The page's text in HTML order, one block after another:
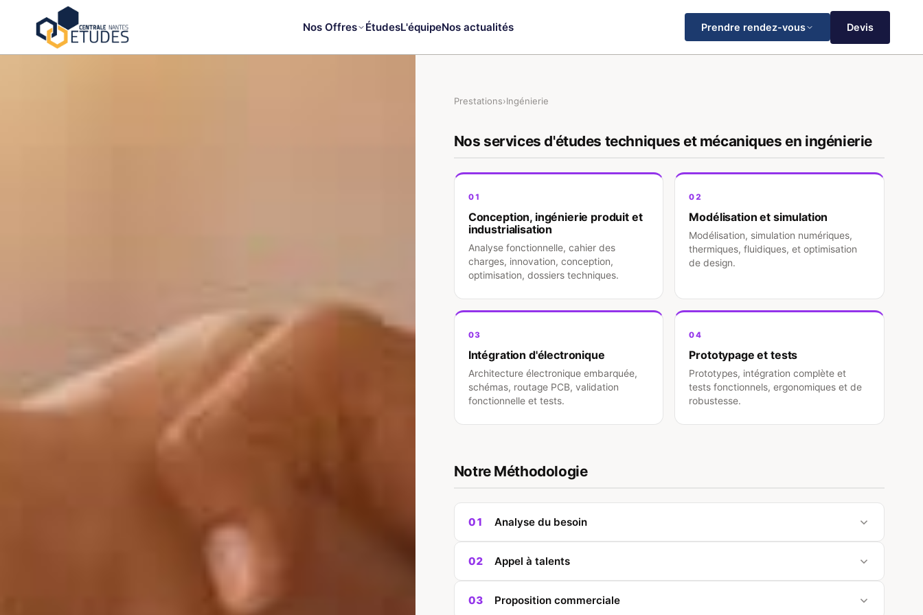
Nos Offres ÉtudesL'équipeNos actualités Prendre rendez-vous Devis
Prestations›Ingénierie
Nos services d'études techniques et mécaniques en ingénierie
01
Conception, ingénierie produit et
industrialisation
Analyse fonctionnelle, cahier des
charges, innovation, conception,
optimisation, dossiers techniques.
02
Modélisation et simulation
Modélisation, simulation numériques,
thermiques, fluidiques, et optimisation
de design.
03
Intégration d'électronique
Architecture électronique embarquée,
schémas, routage PCB, validation
fonctionnelle et tests.
04
Prototypage et tests
Prototypes, intégration complète et
tests fonctionnels, ergonomiques et de
robustesse.
Notre Méthodologie
01 Analyse du besoin
précisément les contours du projet.
02 Appel à talents
leurs spécialités.
03 Proposition commerciale